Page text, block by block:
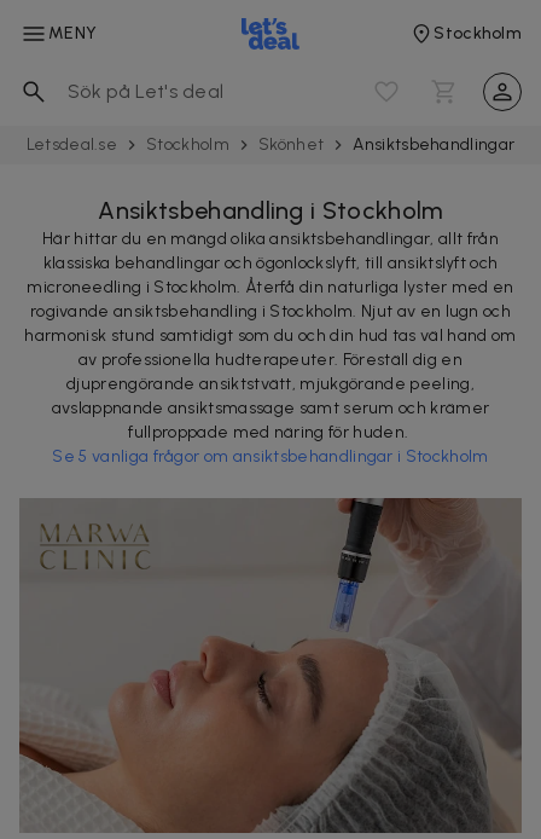
MENY Stockholm
Letsdeal.se Stockholm Skönhet Ansiktsbehandlingar
Ansiktsbehandling i Stockholm
Här hittar du en mängd olika ansiktsbehandlingar, allt från
klassiska behandlingar och ögonlockslyft, till ansiktslyft och
microneedling i Stockholm. Återfå din naturliga lyster med en
rogivande ansiktsbehandling i Stockholm. Njut av en lugn och
harmonisk stund samtidigt som du och din hud tas väl hand om
av professionella hudterapeuter. Föreställ dig en
djuprengörande ansiktstvätt, mjukgörande peeling,
avslappnande ansiktsmassage samt serum och krämer
fullproppade med näring för huden.
Se 5 vanliga frågor om ansiktsbehandlingar i Stockholm